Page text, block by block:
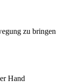
zu bringen
Hand